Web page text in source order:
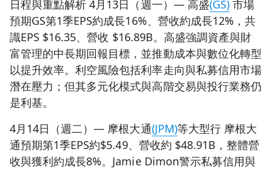
日程與重點解析 4月13日（週一）— 高盛(GS)市場
預期GS第1季EPS約成長16%、營收約成長12%，共
識EPS $16.35、營收 $16.89B。高盛強調資產與財
富管理的中長期回報目標，並推動成本與數位化轉型
以提升效率。利空風險包括利率走向與私募信用市場
潛在壓力；但其多元化模式與高階交易與投行業務仍
是利基。
4月14日（週二）— 摩根大通(JPM)等大型行 摩根大
通預期第1季EPS約$5.49、營收約 $48.91B，整體營
收與獲利約成長8%。Jamie Dimon警示私募信用與